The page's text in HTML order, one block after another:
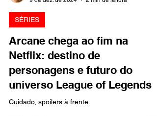
Marcello Almeida
9 de dez. de 2024